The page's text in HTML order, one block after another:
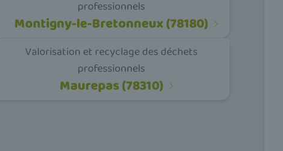
professionnels
Montigny-le-Bretonneux (78180)
Valorisation et recyclage des déchets
professionnels
Maurepas (78310)